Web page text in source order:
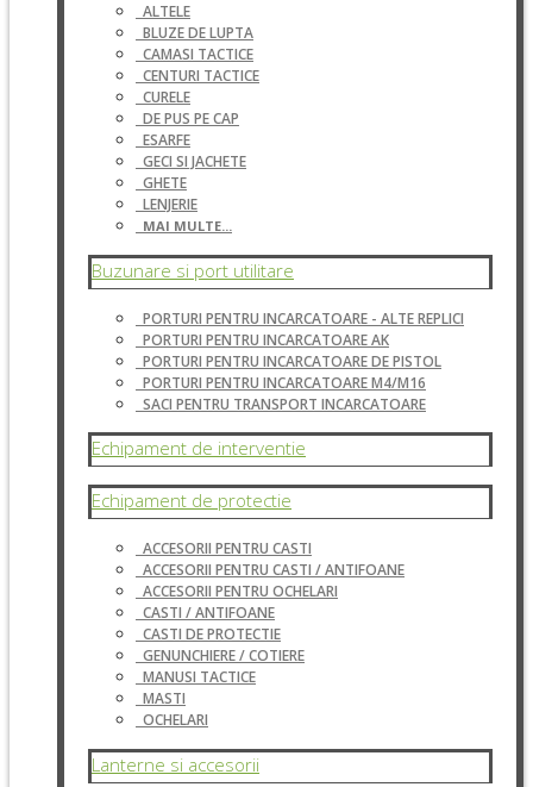
ALTELE
BLUZE DE LUPTA
CAMASI TACTICE
CENTURI TACTICE
CURELE
DE PUS PE CAP
ESARFE
GECI SI JACHETE
GHETE
LENJERIE
MAI MULTE...
Buzunare si port utilitare
PORTURI PENTRU INCARCATOARE - ALTE REPLICI
PORTURI PENTRU INCARCATOARE AK
PORTURI PENTRU INCARCATOARE DE PISTOL
PORTURI PENTRU INCARCATOARE M4/M16
SACI PENTRU TRANSPORT INCARCATOARE
Echipament de interventie
Echipament de protectie
ACCESORII PENTRU CASTI
ACCESORII PENTRU CASTI / ANTIFOANE
ACCESORII PENTRU OCHELARI
CASTI / ANTIFOANE
CASTI DE PROTECTIE
GENUNCHIERE / COTIERE
MANUSI TACTICE
MASTI
OCHELARI
Lanterne si accesorii